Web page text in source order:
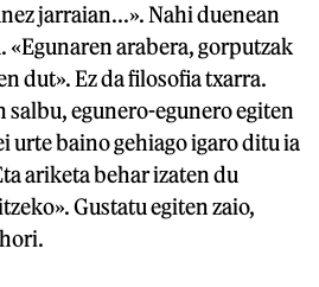
jarraian...». Nahi duenean
«Egunaren arabera, gorputzak
dut». Ez da filosofia txarra.
salbu, egunero-egunero egiten
urte baino gehiago igaro ditu ia
ariketa behar izaten du
Gustatu egiten zaio,